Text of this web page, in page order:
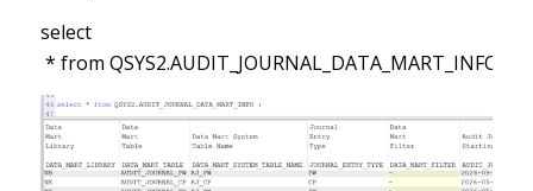
select
* from QSYS2.AUDIT_JOURNAL_DATA_MART_INFO ;